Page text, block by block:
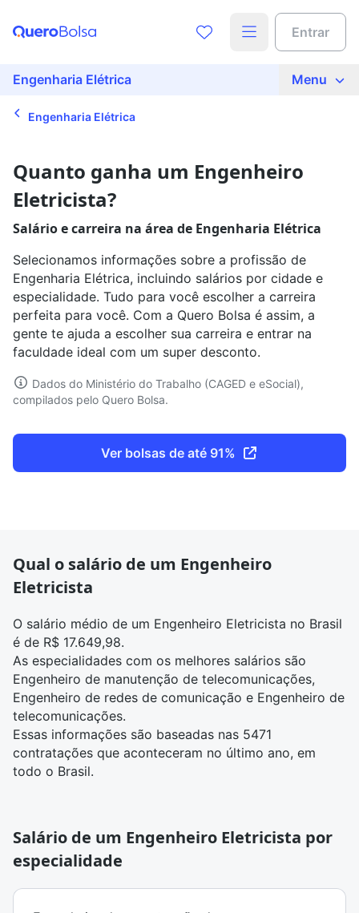
Entrar
Engenharia Elétrica Menu
Engenharia Elétrica
Quanto ganha um Engenheiro
Eletricista?
Salário e carreira na área de Engenharia Elétrica
Selecionamos informações sobre a profissão de
Engenharia Elétrica, incluindo salários por cidade e
especialidade. Tudo para você escolher a carreira
perfeita para você. Com a Quero Bolsa é assim, a
gente te ajuda a escolher sua carreira e entrar na
faculdade ideal com um super desconto.
Dados do Ministério do Trabalho (CAGED e eSocial),
compilados pelo Quero Bolsa.
Ver bolsas de até 91%
Qual o salário de um Engenheiro
Eletricista
O salário médio de um Engenheiro Eletricista no Brasil
é de R$ 17.649,98.
As especialidades com os melhores salários são
Engenheiro de manutenção de telecomunicações,
Engenheiro de redes de comunicação e Engenheiro de
telecomunicações.
Essas informações são baseadas nas 5471
contratações que aconteceram no último ano, em
todo o Brasil.
Salário de um Engenheiro Eletricista por
especialidade
Encontre a faculdade ideal para
você
Que tipo de curso quer fazer?
Em que cidade quer estudar?
Busque sua bolsa
Acesse o conteúdo completo
Preencha seus dados para liberar o acesso
Telefone
Ao continuar, você concorda com nossaspolíticas de
privacidade
Ver agora